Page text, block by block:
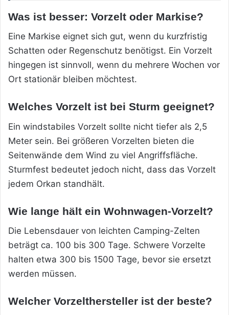
Was ist besser: Vorzelt oder Markise?
Eine Markise eignet sich gut, wenn du kurzfristig
Schatten oder Regenschutz benötigst. Ein Vorzelt
hingegen ist sinnvoll, wenn du mehrere Wochen vor
Ort stationär bleiben möchtest.
Welches Vorzelt ist bei Sturm geeignet?
Ein windstabiles Vorzelt sollte nicht tiefer als 2,5
Meter sein. Bei größeren Vorzelten bieten die
Seitenwände dem Wind zu viel Angriffsfläche.
Sturmfest bedeutet jedoch nicht, dass das Vorzelt
jedem Orkan standhält.
Wie lange hält ein Wohnwagen-Vorzelt?
Die Lebensdauer von leichten Camping-Zelten
beträgt ca. 100 bis 300 Tage. Schwere Vorzelte
halten etwa 300 bis 1500 Tage, bevor sie ersetzt
werden müssen.
Welcher Vorzelthersteller ist der beste?